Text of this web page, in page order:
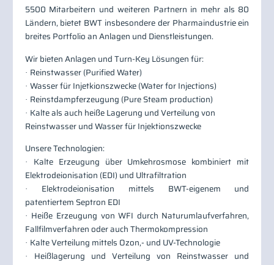
5500 Mitarbeitern und weiteren Partnern in mehr als 80
Ländern, bietet BWT insbesondere der Pharmaindustrie ein
breites Portfolio an Anlagen und Dienstleistungen.
Wir bieten Anlagen und Turn-Key Lösungen für:
· Reinstwasser (Purified Water)
· Wasser für Injetkionszwecke (Water for Injections)
· Reinstdampferzeugung (Pure Steam production)
· Kalte als auch heiße Lagerung und Verteilung von
Reinstwasser und Wasser für Injektionszwecke
Unsere Technologien:
·
Kalte Erzeugung über Umkehrosmose kombiniert mit
Elektrodeionisation (EDI) und Ultrafiltration
·
Elektrodeionisation mittels BWT-eigenem und
patentiertem Septron EDI
· Heiße Erzeugung von WFI durch Naturumlaufverfahren,
Fallfilmverfahren oder auch Thermokompression
· Kalte Verteilung mittels Ozon,- und UV-Technologie
·
Heißlagerung und Verteilung von Reinstwasser und